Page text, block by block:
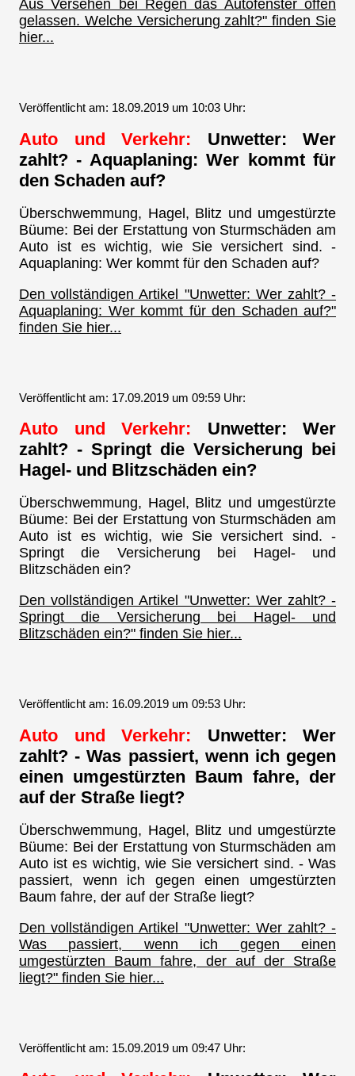
Aus Versehen bei Regen das Autofenster offen
gelassen. Welche Versicherung zahlt?" finden Sie
hier...
Veröffentlicht am: 18.09.2019 um 10:03 Uhr:
Auto und Verkehr: Unwetter: Wer
zahlt? - Aquaplaning: Wer kommt für
den Schaden auf?
Überschwemmung, Hagel, Blitz und umgestürzte
Büume: Bei der Erstattung von Sturmschäden am
Auto ist es wichtig, wie Sie versichert sind. -
Aquaplaning: Wer kommt für den Schaden auf?
Den vollständigen Artikel "Unwetter: Wer zahlt? -
Aquaplaning: Wer kommt für den Schaden auf?"
finden Sie hier...
Veröffentlicht am: 17.09.2019 um 09:59 Uhr:
Auto und Verkehr: Unwetter: Wer
zahlt? - Springt die Versicherung bei
Hagel- und Blitzschäden ein?
Überschwemmung, Hagel, Blitz und umgestürzte
Büume: Bei der Erstattung von Sturmschäden am
Auto ist es wichtig, wie Sie versichert sind. -
Springt die Versicherung bei Hagel- und
Blitzschäden ein?
Den vollständigen Artikel "Unwetter: Wer zahlt? -
Springt die Versicherung bei Hagel- und
Blitzschäden ein?" finden Sie hier...
Veröffentlicht am: 16.09.2019 um 09:53 Uhr:
Auto und Verkehr: Unwetter: Wer
zahlt? - Was passiert, wenn ich gegen
einen umgestürzten Baum fahre, der
auf der Straße liegt?
Überschwemmung, Hagel, Blitz und umgestürzte
Büume: Bei der Erstattung von Sturmschäden am
Auto ist es wichtig, wie Sie versichert sind. - Was
passiert, wenn ich gegen einen umgestürzten
Baum fahre, der auf der Straße liegt?
Den vollständigen Artikel "Unwetter: Wer zahlt? -
Was passiert, wenn ich gegen einen
umgestürzten Baum fahre, der auf der Straße
liegt?" finden Sie hier...
Veröffentlicht am: 15.09.2019 um 09:47 Uhr: